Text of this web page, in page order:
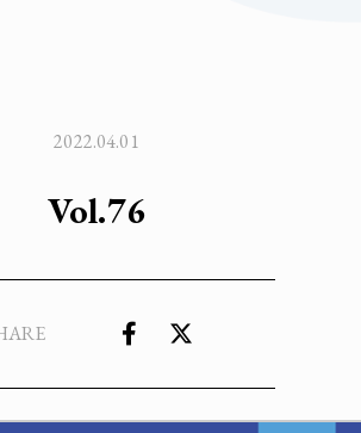
2022.04.01
Vol.76